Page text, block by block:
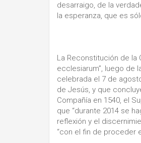
desarraigo, de la
la esperanza, que es
La Reconstitución de la
ecclesiarum”, luego de
celebrada el 7 de
de Jesús, y que
Compañía en 1540, el
que “durante 2014 se
reflexión y el
“con el fin de proceder